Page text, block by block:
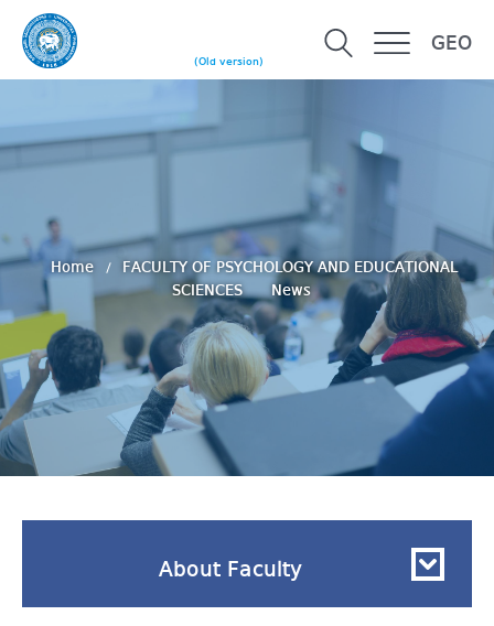
(Old version)
GEO
Home
FACULTY OF PSYCHOLOGY AND EDUCATIONAL
SCIENCES
News
About Faculty